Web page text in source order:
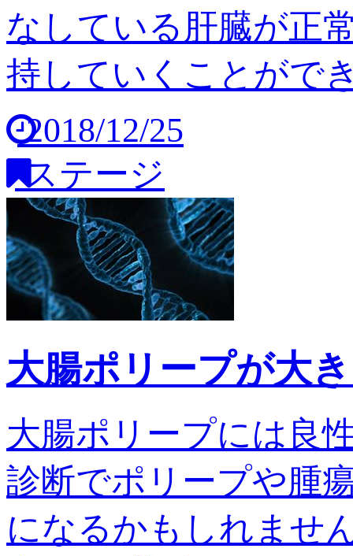
なしている肝臓が正
持していくことがで
2018/12/25
ステージ
大腸ポリープが大
大腸ポリープには良
診断でポリープや腫
になるかもしれませ